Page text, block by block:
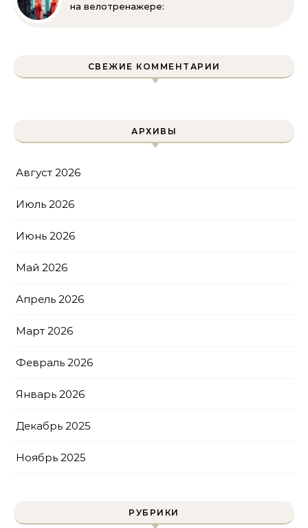
на велотренажере:
СВЕЖИЕ КОММЕНТАРИИ
АРХИВЫ
Август 2026
Июль 2026
Июнь 2026
Май 2026
Апрель 2026
Март 2026
Февраль 2026
Январь 2026
Декабрь 2025
Ноябрь 2025
РУБРИКИ